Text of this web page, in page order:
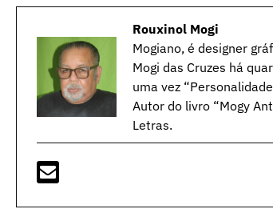
Rouxinol Mogi
Mogiano, é designer
Mogi das Cruzes há
uma vez
Autor do livro “Mogy
Letras.